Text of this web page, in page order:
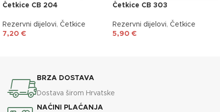
Četkice CB 204
Rezervni dijelovi, Četkice
7,20 €
Četkice CB 303
Rezervni dijelovi, Četkice
5,90 €
BRZA DOSTAVA
Dostava širom Hrvatske
NAĆINI PLAĆANJA